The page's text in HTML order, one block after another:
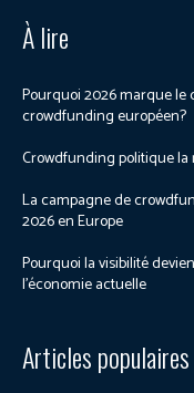
À lire
Pourquoi 2026 marque le
crowdfunding européen?
Crowdfunding politique
La campagne de
2026 en Europe
Pourquoi la visibilité
l’économie actuelle
Articles populaires